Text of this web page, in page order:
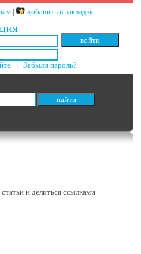
| добавить в закладки
│Забыли пароль?
и делиться ссылками